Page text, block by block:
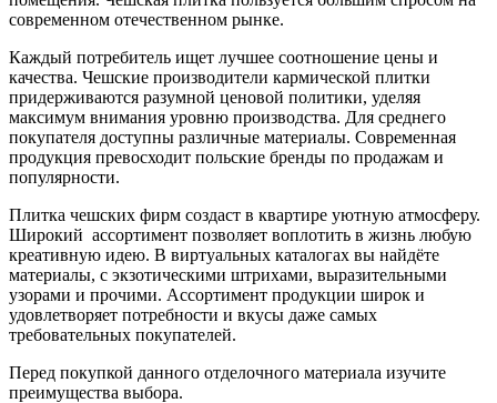
современном отечественном рынке.
Каждый потребитель ищет лучшее соотношение цены и
качества. Чешские производители кармической плитки
придерживаются разумной ценовой политики, уделяя
максимум внимания уровню производства. Для среднего
покупателя доступны различные материалы. Современная
продукция превосходит польские бренды по продажам и
популярности.
Плитка чешских фирм создаст в квартире уютную атмосферу.
Широкий ассортимент позволяет воплотить в жизнь любую
креативную идею. В виртуальных каталогах вы найдёте
материалы, с экзотическими штрихами, выразительными
узорами и прочими. Ассортимент продукции широк и
удовлетворяет потребности и вкусы даже самых
требовательных покупателей.
Перед покупкой данного отделочного материала изучите
преимущества выбора.